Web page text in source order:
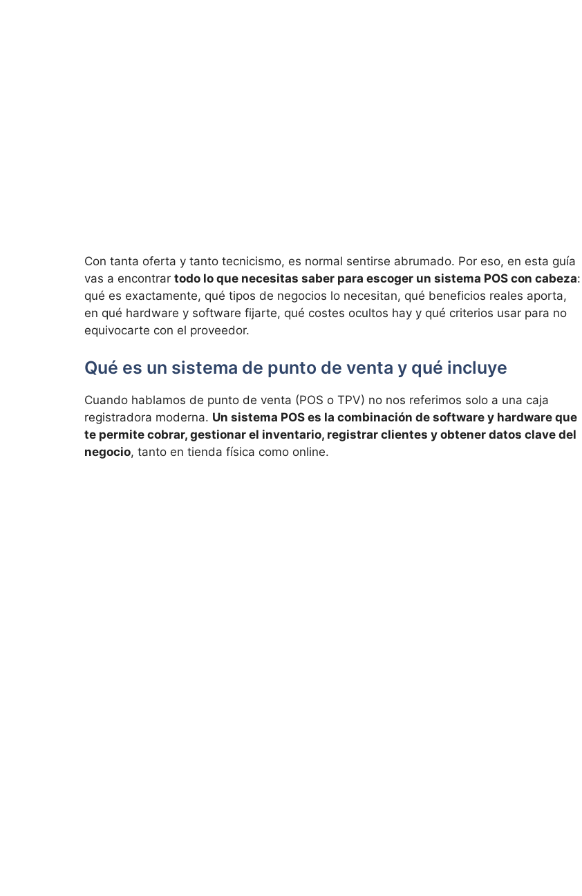
Con tanta oferta y tanto tecnicismo, es normal sentirse abrumado. Por eso, en esta guía
vas a encontrar todo lo que necesitas saber para escoger un sistema POS con cabeza:
qué es exactamente, qué tipos de negocios lo necesitan, qué beneficios reales aporta,
en qué hardware y software fijarte, qué costes ocultos hay y qué criterios usar para no
equivocarte con el proveedor.
Qué es un sistema de punto de venta y qué incluye
Cuando hablamos de punto de venta (POS o TPV) no nos referimos solo a una caja
registradora moderna. Un sistema POS es la combinación de software y hardware que
te permite cobrar, gestionar el inventario, registrar clientes y obtener datos clave del
negocio, tanto en tienda física como online.